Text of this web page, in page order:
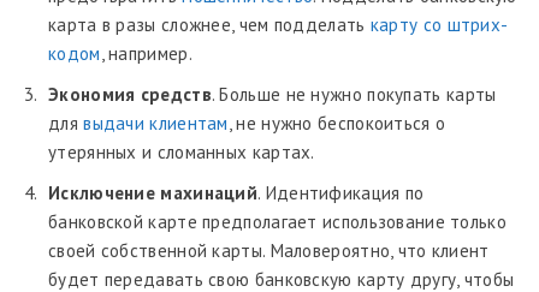
карта в разы сложнее, чем подделать карту со штрих-
кодом, например.
Экономия средств. Больше не нужно покупать карты
длявыдачи клиентам, не нужно беспокоиться о
утерянных и сломанных картах.
Исключение махинаций. Идентификация по
банковской карте предполагает использование только
своей собственной карты. Маловероятно, что клиент
будет передавать свою банковскую карту другу, чтобы